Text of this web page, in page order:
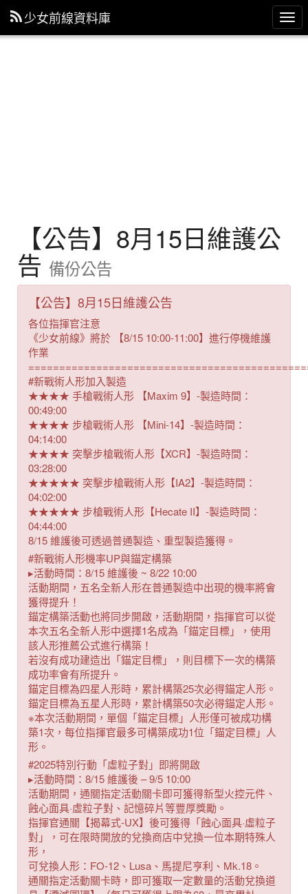
主
選
少女前線資料庫
【公告】8月15日維護公
告 備份公告
【公告】8月15日維護公告
各位指揮官注意
《少女前線》將於 【8/15 10:00-11:00】進行停機維護
作業
#新戰術人形加入製造
★★★★ 手槍戰術人形 【Maxim 9】-製造時間：
00:49:00
★★★★ 步槍戰術人形 【Mini-14】-製造時間：
04:14:00
★★★★ 突擊步槍戰術人形【XCR】-製造時間：
03:28:00
★★★★★ 突擊步槍戰術人形【IA2】-製造時間：
04:02:00
★★★★★ 步槍戰術人形【Hecate II】-製造時間：
04:44:00
8/15 維護後可透過普通製造、重型製造獲得。
#新戰術人形機率UP與錨定構築
▸活動時間：8/15 維護後 ~ 8/22 10:00
活動期間，五名全新人形在普通製造中出現的機率將會
獲得提升！
錨定構築活動也將同步開啟，活動期間，指揮官可以從
本次五名全新人形中選擇1名成為「錨定目標」，使用
該人形推薦公式進行構築！
若沒有成功建造出「錨定目標」，則目標下一次的構築
成功率會有所提升。
錨定目標為四星人形時，累計構築25次必得錨定人形。
錨定目標為五星人形時，累計構築50次必得錨定人形。
※本次活動期間，單個「錨定目標」人形僅可被成功構
築1次，每位指揮官最多可構築成功1位「錨定目標」人
形。
#2025特別行動「虛粒子對」即將開啟
▸活動時間：8/15 維護後 – 9/5 10:00
活動期間，通關指定活動關卡即可獲得新型火控元件、
蝕心面具·虛粒子對、記憶碎片等豐厚獎勵。
指揮官通關【揭幕式-UX】後可獲得「蝕心面具·虛粒子
對」，可在限時開放的兌換商店中兌換一位本期特殊人
形，
可兌換人形：FO-12、Lusa、馬提尼亨利、Mk.18。
通關指定活動關卡時，即可獲取一定數量的活動兌換道